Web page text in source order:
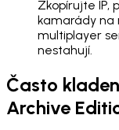
Zkopírujte IP,
kamarády na
multiplayer
nestahují.
Často
Archive